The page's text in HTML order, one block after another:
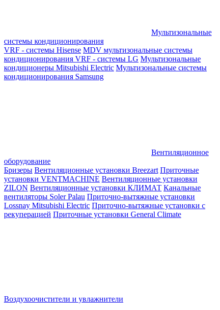
Мультизональные
системы кондиционирования
VRF - системы Hisense MDV мультизональные системы
кондиционирования VRF - системы LG Мультизональные
кондиционеры Mitsubishi Electric Мультизональные системы
кондиционирования Samsung
Вентиляционное
оборудование
Бризеры Вентиляционные установки Breezart Приточные
установки VENTMACHINE Вентиляционные установки
ZILON Вентиляционные установки КЛИМАТ Канальные
вентиляторы Soler Palau Приточно-вытяжные установки
Lossnay Mitsubishi Electric Приточно-вытяжные установки с
рекуперацией Приточные установки General Climate
Воздухоочистители и увлажнители